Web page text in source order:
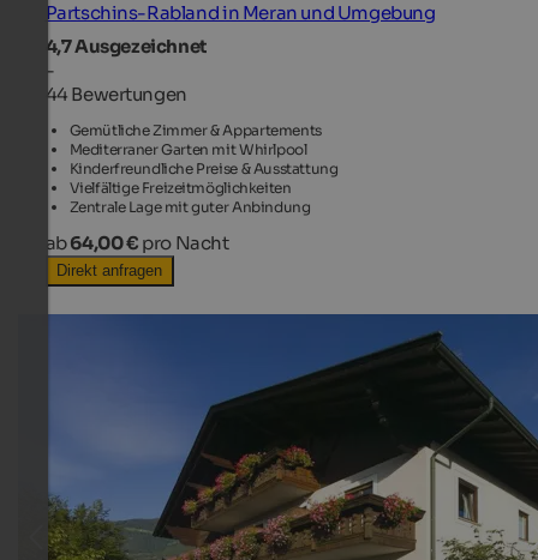
Partschins-Rabland in Meran und Umgebung
4,7Ausgezeichnet
-
44 Bewertungen
Gemütliche Zimmer & Appartements
Mediterraner Garten mit Whirlpool
Kinderfreundliche Preise & Ausstattung
Vielfältige Freizeitmöglichkeiten
Zentrale Lage mit guter Anbindung
ab64,00 € pro Nacht
Direkt anfragen